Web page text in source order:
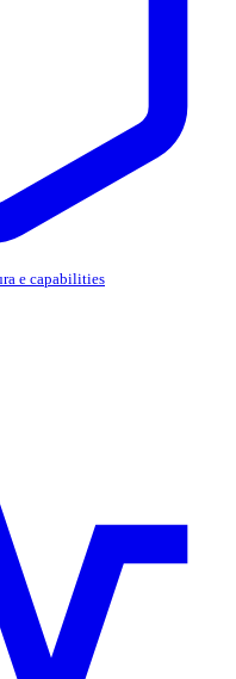
e capabilities